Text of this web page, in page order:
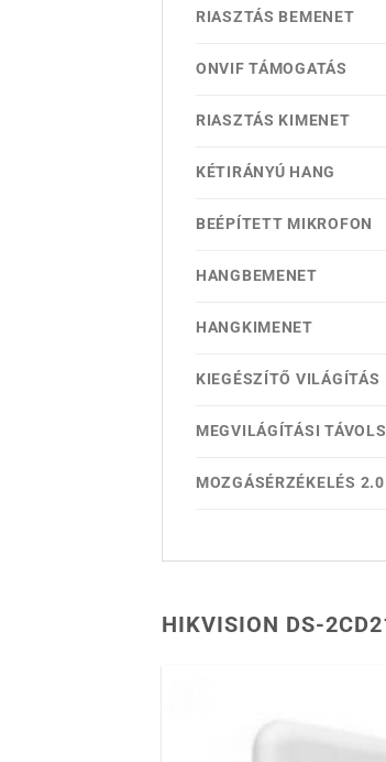
RIASZTÁS BEMENET
ONVIF TÁMOGATÁS
RIASZTÁS KIMENET
KÉTIRÁNYÚ HANG
BEÉPÍTETT MIKROFON
HANGBEMENET
HANGKIMENET
KIEGÉSZÍTŐ VILÁGÍTÁS
MEGVILÁGÍTÁSI
MOZGÁSÉRZÉKELÉS
HIKVISION DS-